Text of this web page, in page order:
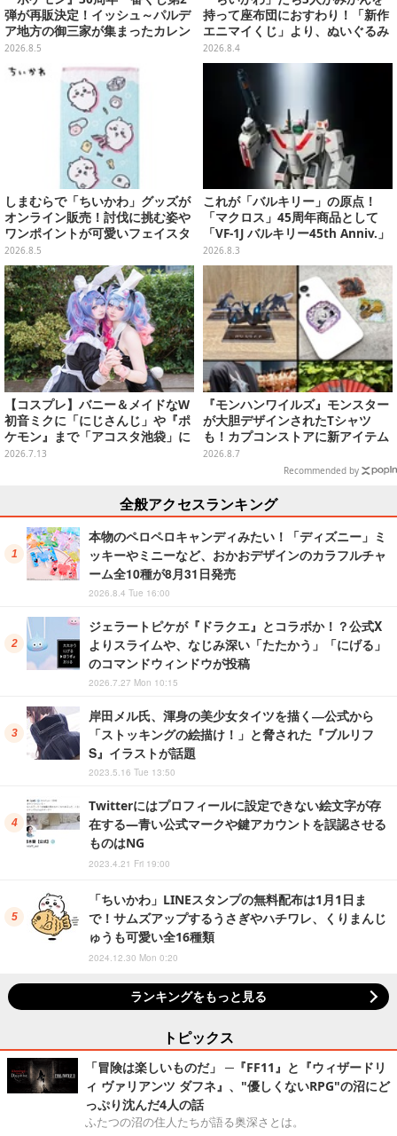
弾が再販決定！イッシュ～パルデ
ア地方の御三家が集まったカレン
ダー、ぬいぐるみなど記念グッズ
盛りだくさん
2026.8.5
持って座布団におすわり！「新作
エニマイくじ」より、ぬいぐるみ
画像が初公開
2026.8.4
しまむらで「ちいかわ」グッズが
オンライン販売！討伐に挑む姿や
ワンポイントが可愛いフェイスタ
オル、バスマットなど全14種
2026.8.5
これが「バルキリー」の原点！
「マクロス」45周年商品として
「VF-1J バルキリー45th Anniv.」
が予約開始
2026.8.3
【コスプレ】バニー＆メイドなW
初音ミクに「にじさんじ」や『ポ
ケモン』まで「アコスタ池袋」に
集った美麗レイヤー13選【写真60
2026.7.13
『モンハンワイルズ』モンスター
が大胆デザインされたTシャツ
も！カプコンストアに新アイテム
が続々登場
2026.8.7
Recommended by
全般アクセスランキング
本物のペロペロキャンディみたい！「ディズニー」ミ
ッキーやミニーなど、おかおデザインのカラフルチャ
ーム全10種が8月31日発売
2026.8.4 Tue 16:00
ジェラートピケが『ドラクエ』とコラボか！？公式X
よりスライムや、なじみ深い「たたかう」「にげる」
のコマンドウィンドウが投稿
2026.7.27 Mon 10:15
岸田メル氏、渾身の美少女タイツを描く―公式から
「ストッキングの絵描け！」と脅された『ブルリフ
S』イラストが話題
2023.5.16 Tue 13:50
Twitterにはプロフィールに設定できない絵文字が存
在する―青い公式マークや鍵アカウントを誤認させる
ものはNG
2023.4.21 Fri 19:00
「ちいかわ」LINEスタンプの無料配布は1月1日ま
で！サムズアップするうさぎやハチワレ、くりまんじ
ゅうも可愛い全16種類
2024.12.30 Mon 0:20
ランキングをもっと見る
トピックス
「冒険は楽しいものだ」 ─『FF11』と『ウィザードリ
ィ ヴァリアンツ ダフネ』、"優しくないRPG"の沼にど
っぷり沈んだ4人の話
ふたつの沼の住人たちが語る奥深さとは。